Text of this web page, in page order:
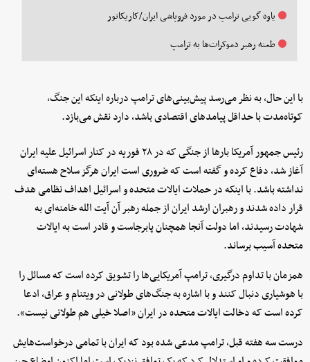
یاوه گویی ترامپ در مورد فروپاشی ایران/کاریکاتور
طعنه رهبر دموکرات‌ها به ترامپ
با این حال، به نظر می‌رسد پیش‌بینی‌های ترامپ درباره اینکه این جنگ،
کوتاه‌مدت با حداقل پیامدهای اقتصادی باشد، دارد نقش می‌بازد.
رئیس جمهور آمریکا بارها از جنگی که در ۲۸ فوریه در کنار اسرائیل علیه ایران
آغاز شد، دفاع کرده و گفته است که ضروری است ایران هرگز سلاح هسته‌ای
نداشته باشد. با اینکه در حملات ایالات متحده و اسرائیل اهداف نظامی هدف
قرار داده شدند و رهبران ارشد ایران از جمله رهبر آن آیت الله خامنه‌ای به
شهادت رسیدند، اما دولت آنجا همچنان پابرجاست و قادر است به ایالات
متحده آسیب برساند.
همزمان با تداوم درگیری، ترامپ آمریکایی‌ها را تشویق کرده است که مسائل را
با هوشیاری دنبال کنند و با اشاره به جنگ‌های طولانی در ویتنام و عراق، ادعا
کرده است که دخالت ایالات متحده در ایران «اصلا خیلی هم طولانی نیست».
درست سه هفته قبل، ترامپ مدعی شده بود که ایران با تمامی درخواست‌هایش